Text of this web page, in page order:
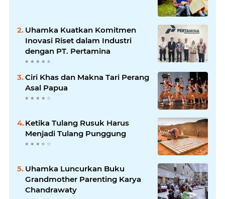
Uhamka Kuatkan Komitmen
Inovasi Riset dalam Industri
dengan PT. Pertamina
Ciri Khas dan Makna Tari Perang
Asal Papua
Ketika Tulang Rusuk Harus
Menjadi Tulang Punggung
Uhamka Luncurkan Buku
Grandmother Parenting Karya
Chandrawaty